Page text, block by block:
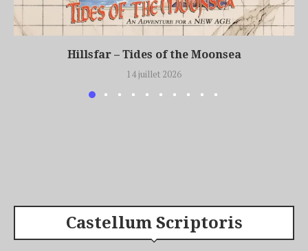
Hillsfar – Tides of the Moonsea
14 juillet 2026
Castellum Scriptoris